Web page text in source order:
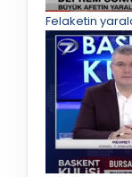
Felaketin